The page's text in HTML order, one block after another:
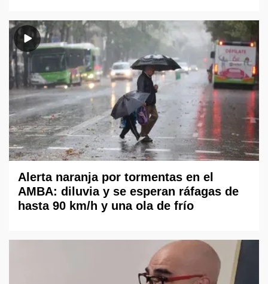
Alerta naranja por tormentas en el
AMBA: diluvia y se esperan ráfagas de
hasta 90 km/h y una ola de frío